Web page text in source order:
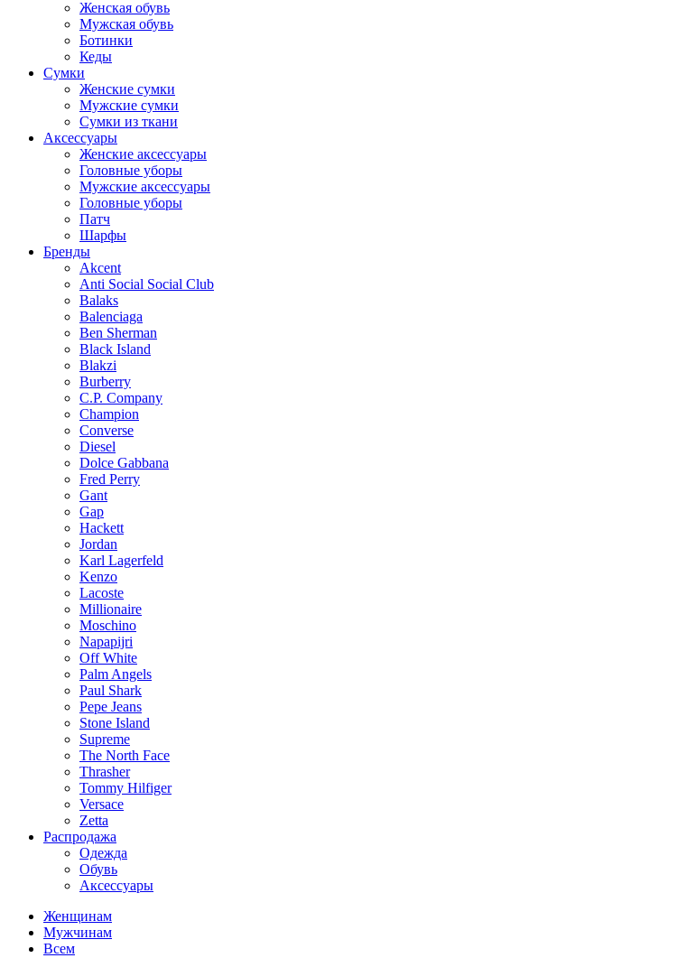
Женская обувь
Мужская обувь
Ботинки
Кеды
Сумки
Женские сумки
Мужские сумки
Сумки из ткани
Аксессуары
Женские аксессуары
Головные уборы
Мужские аксессуары
Головные уборы
Патч
Шарфы
Бренды
Akcent
Anti Social Social Club
Balaks
Balenciaga
Ben Sherman
Black Island
Blakzi
Burberry
C.P. Company
Champion
Converse
Diesel
Dolce Gabbana
Fred Perry
Gant
Gap
Hackett
Jordan
Karl Lagerfeld
Kenzo
Lacoste
Millionaire
Moschino
Napapijri
Off White
Palm Angels
Paul Shark
Pepe Jeans
Stone Island
Supreme
The North Face
Thrasher
Tommy Hilfiger
Versace
Zetta
Распродажа
Одежда
Обувь
Аксессуары
Женщинам
Мужчинам
Всем